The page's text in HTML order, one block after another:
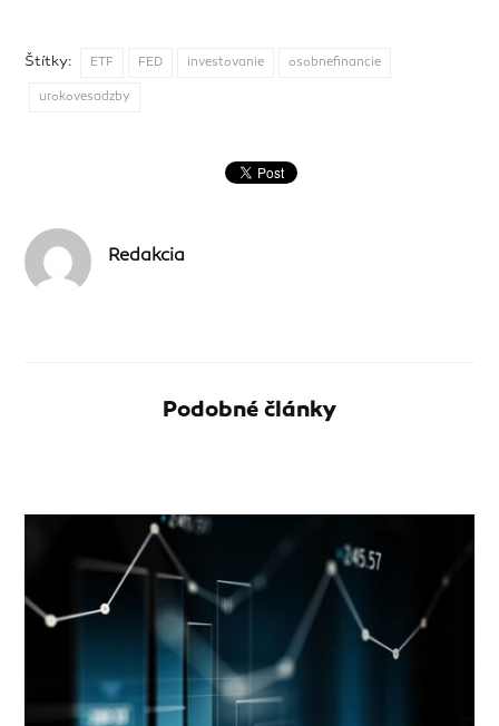
Štítky: ETF FED investovanie osobnefinancie
urokovesadzby
Redakcia
Podobné články